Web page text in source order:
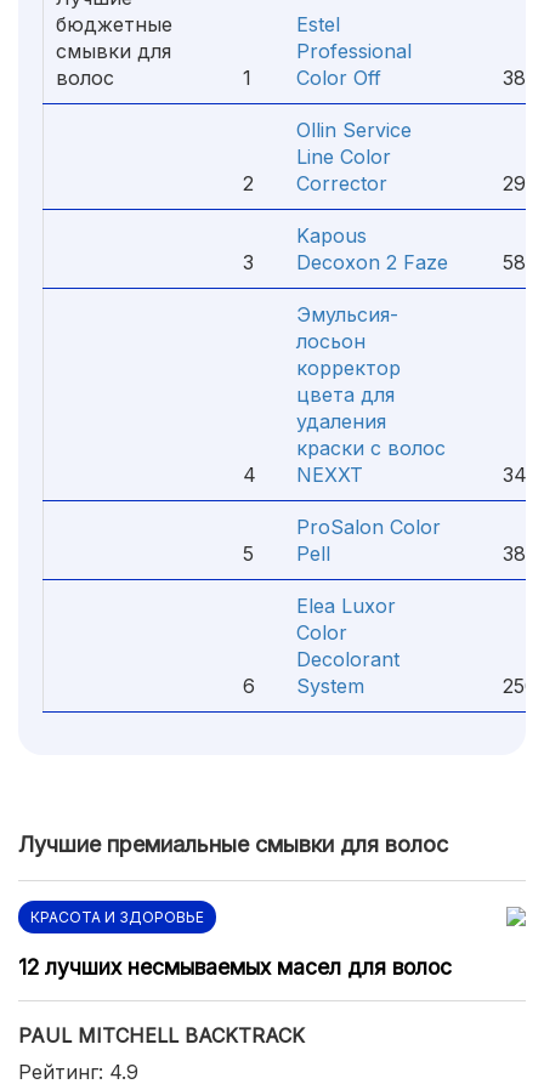
бюджетные
смывки для
волос
1
Estel
Professional
Color Off
388
2
Ollin Service
Line Color
Corrector
290
3
Kapous
Decoxon 2 Faze
580
4
Эмульсия-
лосьон
корректор
цвета для
удаления
краски с волос
NEXXT
344
5
ProSalon Color
Pell
385
6
Elea Luxor
Color
Decolorant
System
250
Лучшие премиальные смывки для волос
КРАСОТА И ЗДОРОВЬЕ
12 лучших несмываемых масел для волос
PAUL MITCHELL BACKTRACK
Рейтинг: 4.9